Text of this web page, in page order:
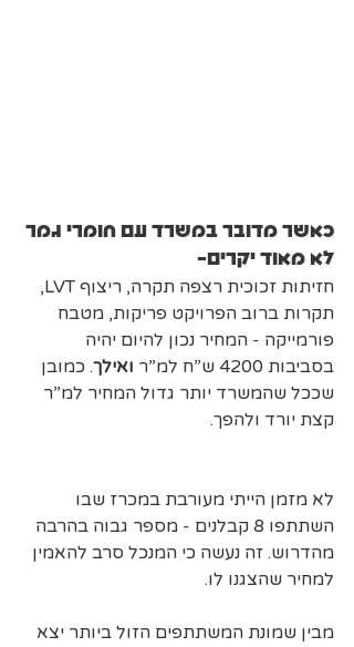
כאשר מדובר במשרד עם חומרי גמר
לא מאוד יקרים-
חזיתות זכוכית רצפה תקרה, ריצוף LVT,
תקרות ברוב הפרויקט פריקות, מטבח
פורמייקה - המחיר נכון להיום יהיה
בסביבות 4200 ש”ח למ”ר
ואילך. כמובן
שככל שהמשרד יותר גדול המחיר למ”ר
קצת יורד ולהפך.
לא מזמן הייתי מעורבת במכרז שבו
השתתפו 8 קבלנים - מספר גבוה בהרבה
מהדרוש. זה נעשה כי המנכל סרב להאמין
למחיר שהצגנו לו.
מבין שמונת המשתתפים הזול ביותר יצא